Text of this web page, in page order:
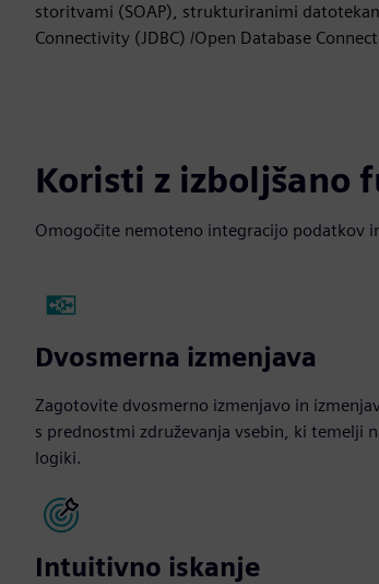
storitvami (SOAP), strukturiranimi
Connectivity (JDBC) /Open Database
Koristi z izboljšano
Omogočite nemoteno integracijo podatkov
Dvosmerna izmenjava
Zagotovite dvosmerno izmenjavo in
s prednostmi združevanja vsebin, ki temelji
logiki.
Intuitivno iskanje